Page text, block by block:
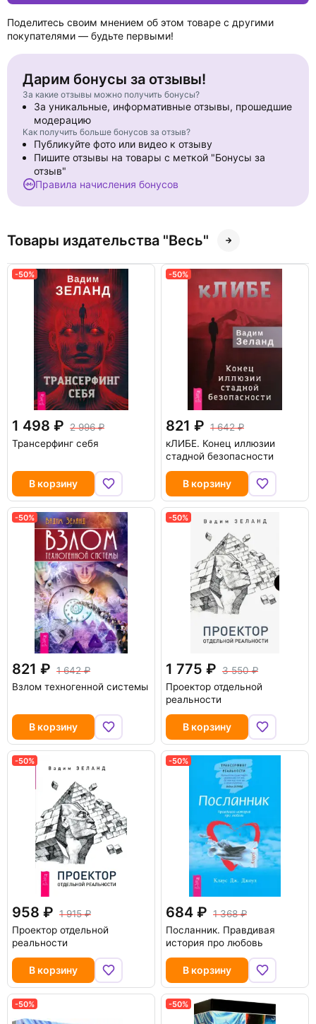
Поделитесь своим мнением об этом товаре с другими
покупателями — будьте первыми!
Дарим бонусы за отзывы!
За какие отзывы можно получить бонусы?
За уникальные, информативные отзывы, прошедшие
модерацию
Как получить больше бонусов за отзыв?
Публикуйте фото или видео к отзыву
Пишите отзывы на товары с меткой "Бонусы за
отзыв"
Правила начисления бонусов
Товары издательства "Весь"
-50%
1 498
2 996
Трансерфинг себя
В корзину
-50%
821
1 642
кЛИБЕ. Конец иллюзии
стадной безопасности
В корзину
-50%
821
1 642
Взлом техногенной системы
В корзину
-50%
1 775
3 550
Проектор отдельной
реальности
В корзину
-50%
958
1 915
Проектор отдельной
реальности
В корзину
-50%
684
1 368
Посланник. Правдивая
история про любовь
В корзину
-50% -50%